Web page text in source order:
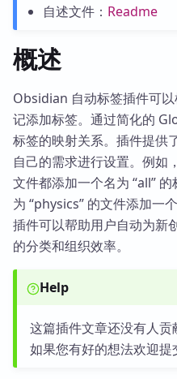
自述文件： Readme
概述
Obsidian 自动标签插件可
记添加标签。通过简化的
标签的映射关系。插件提供
自己的需求进行设置。例
文件都添加一个名为 “all”
为 “physics” 的文件添加一
插件可以帮助用户自动为新
的分类和组织效率。
Help
这篇插件文章还没有人贡
如果您有好的想法欢迎提